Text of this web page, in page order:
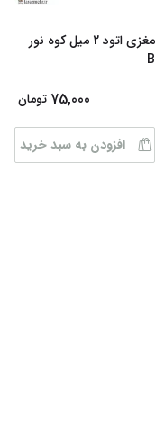
مغزی اتود 2 میل کوه نور
B
75,000 تومان
افزودن به سبد خرید